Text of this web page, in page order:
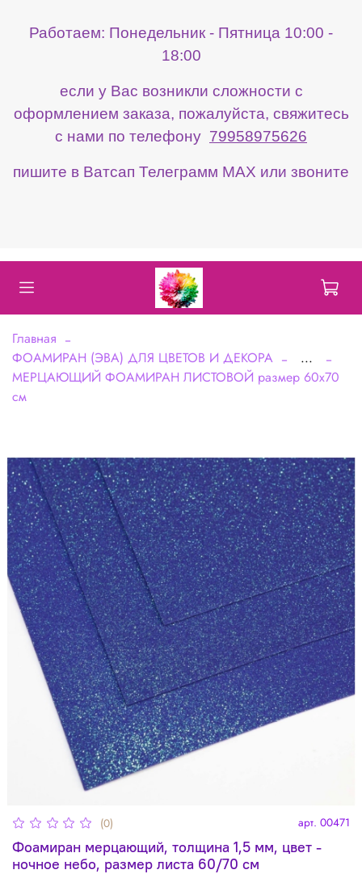
Работаем: Понедельник - Пятница 10:00 -
18:00
если у Вас возникли сложности с
оформлением заказа, пожалуйста, свяжитесь
с нами по телефону 79958975626
пишите в Ватсап Телеграмм МАХ или звоните
Главная
ФОАМИРАН (ЭВА) ДЛЯ ЦВЕТОВ И ДЕКОРА
...
МЕРЦАЮЩИЙ ФОАМИРАН ЛИСТОВОЙ размер 60х70
см
(0) арт. 00471
Фоамиран мерцающий, толщина 1,5 мм, цвет -
ночное небо, размер листа 60/70 см